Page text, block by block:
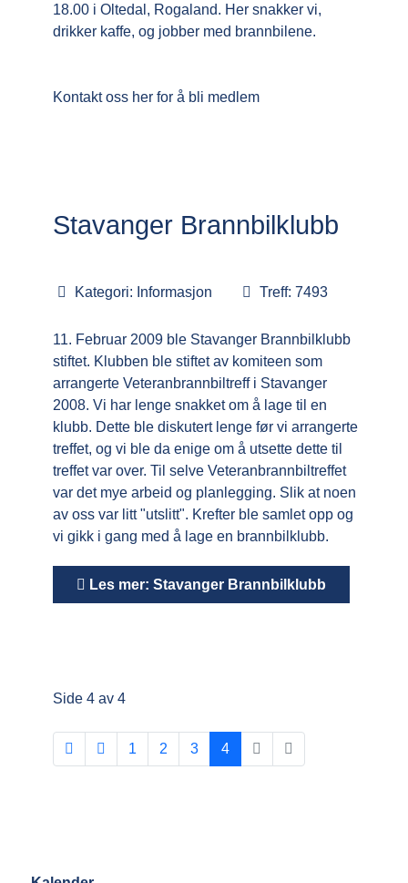
18.00 i Oltedal, Rogaland. Her snakker vi,
drikker kaffe, og jobber med brannbilene.
Kontakt oss her for å bli medlem
Stavanger Brannbilklubb
Kategori: Informasjon Treff: 7493
11. Februar 2009 ble Stavanger Brannbilklubb
stiftet. Klubben ble stiftet av komiteen som
arrangerte Veteranbrannbiltreff i Stavanger
2008. Vi har lenge snakket om å lage til en
klubb. Dette ble diskutert lenge før vi arrangerte
treffet, og vi ble da enige om å utsette dette til
treffet var over. Til selve Veteranbrannbiltreffet
var det mye arbeid og planlegging. Slik at noen
av oss var litt "utslitt". Krefter ble samlet opp og
vi gikk i gang med å lage en brannbilklubb.
Les mer: Stavanger Brannbilklubb
Side 4 av 4
1 2 3 4